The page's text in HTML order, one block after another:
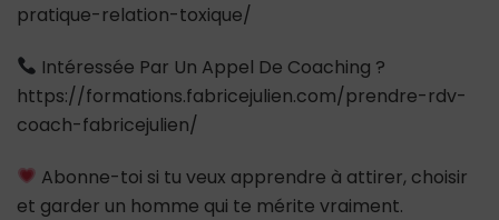
pratique-relation-toxique/
Intéressée Par Un Appel De Coaching ?
https://formations.fabricejulien.com/prendre-rdv-
coach-fabricejulien/
Abonne-toi si tu veux apprendre à attirer, choisir
et garder un homme qui te mérite vraiment.